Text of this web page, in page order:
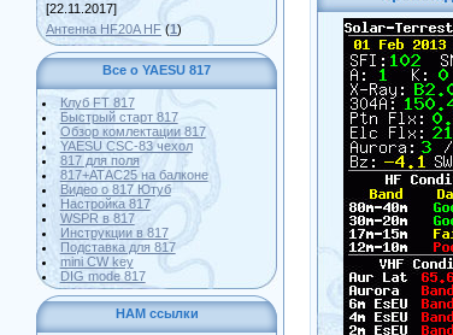
[22.11.2017]
Антенна HF20A HF (1)
Все о YAESU 817
Клуб FT 817
Быстрый старт 817
Обзор комлектации 817
YAESU CSC-83 чехол
817 для поля
817+АТАС25 на балконе
Видео о 817 Ютуб
Настройка 817
WSPR в 817
Инструкции в 817
Подставка для 817
mini CW key
DIG mode 817
HAM ссылки